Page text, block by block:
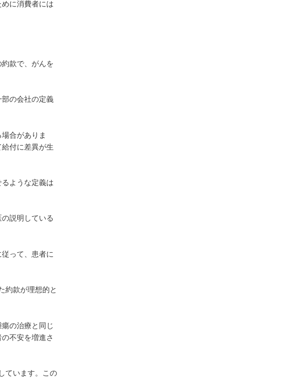
に消費者には
款で、がんを
の会社の定義
合がありま
付に差異が生
ような定義は
説明している
って、患者に
約款が理想的と
の治療と同じ
不安を増進さ
ています。この